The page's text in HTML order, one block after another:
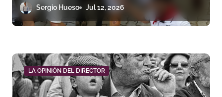
Sergio Hueso Jul 12, 2026
LA OPINIÓN DEL DIRECTOR